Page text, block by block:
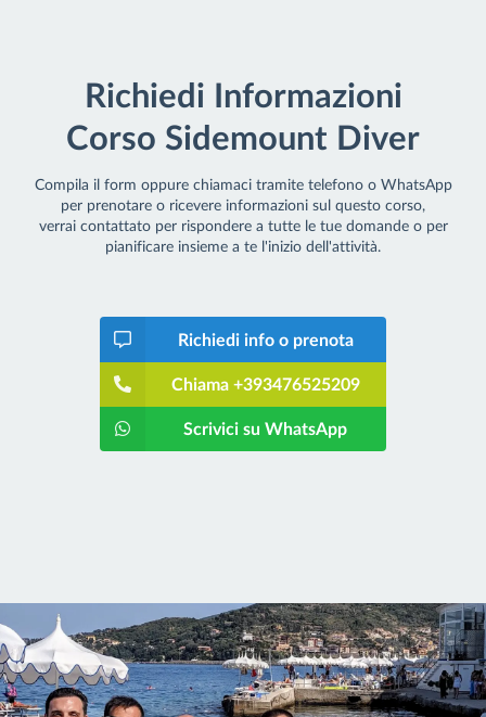
Richiedi Informazioni
Corso Sidemount Diver
Compila il form oppure chiamaci tramite telefono o WhatsApp
per prenotare o ricevere informazioni sul questo corso,
verrai contattato per rispondere a tutte le tue domande o per
pianificare insieme a te l'inizio dell'attività.
Richiedi info o prenota
Chiama +393476525209
Scrivici su WhatsApp